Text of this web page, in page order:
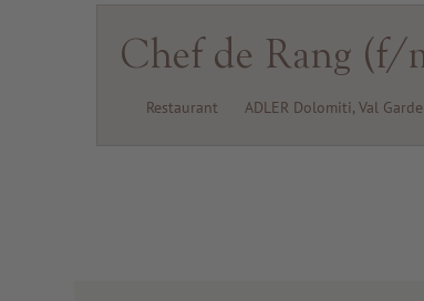
Chef de Rang (f/
Restaurant ADLER Dolomiti, Val